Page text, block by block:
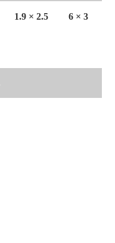
1.9 × 2.5 6 × 3